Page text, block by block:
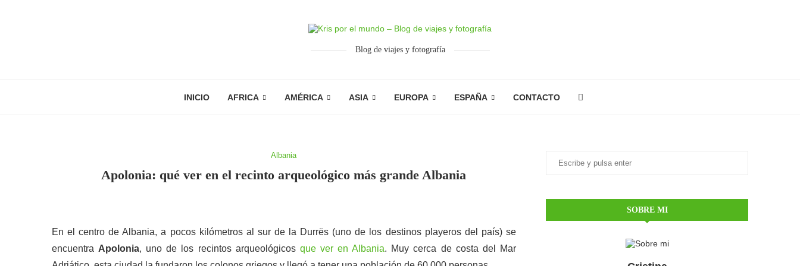
Blog de viajes y fotografía
INICIO AFRICA AMÉRICA ASIA EUROPA ESPAÑA CONTACTO
Albania
Apolonia: qué ver en el recinto arqueológico más grande Albania
En el centro de Albania, a pocos kilómetros al sur de la Durrës (uno de los destinos playeros del país) se
encuentra Apolonia, uno de los recintos arqueológicos que ver en Albania. Muy cerca de costa del Mar
SOBRE MI